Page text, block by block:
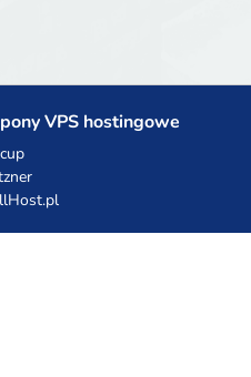
VPS hostingowe